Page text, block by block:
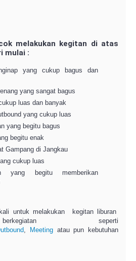
melakukan kegitan di atas
mulai :
yang cukup bagus dan
yang sangat bagus
luas dan banyak
yang cukup luas
yang begitu bagus
begitu enak
Gampang di Jangkau
cukup luas
yang begitu memberikan
untuk melakukan kegitan liburan
seperti
, Meeting atau pun kebutuhan